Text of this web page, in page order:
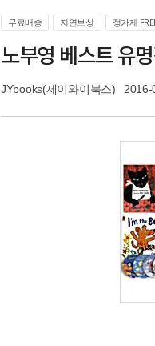
무료배송 지연보상 정가제
노부영 베스트 유
JYbooks(제이와이북스)